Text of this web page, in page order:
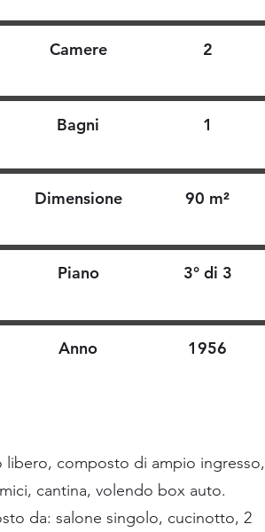
Camere 2
Bagni 1
Dimensione 90 m²
Piano 3° di 3
Anno 1956
libero, composto di ampio ingresso,
cantina, volendo box auto.
da: salone singolo, cucinotto, 2